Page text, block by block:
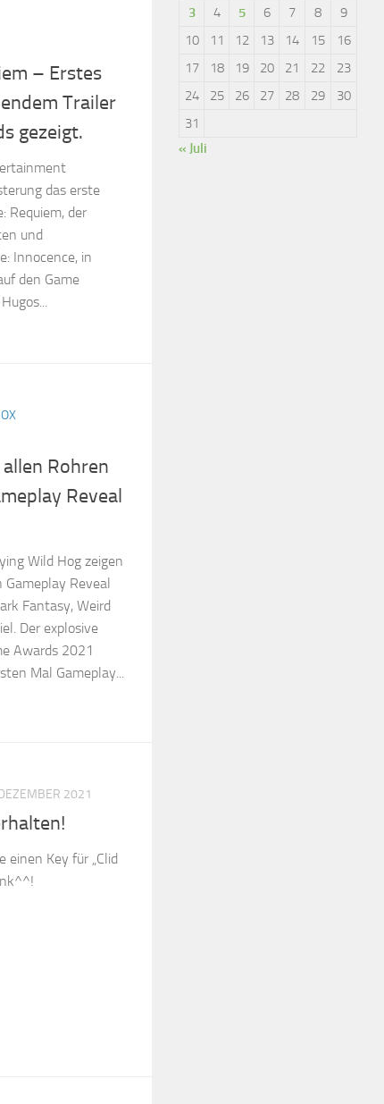
– Erstes
Trailer
gezeigt.
das erste
Requiem, der
und
Innocence, in
den Game
Rohren
Reveal
Wild Hog zeigen
Reveal
Fantasy, Weird
Der explosive
Awards 2021
Mal Gameplay...
2021
einen Key für „Clid
3
4 5 6 7 8
9
10
11 12 13 14 15
16
17
18 19 20 21 22
23
24
25 26 27 28 29
30
31
« Juli